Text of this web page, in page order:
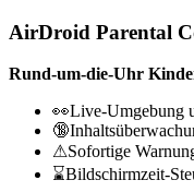
AirDroid Parental
Rund-um-die-Uhr
👀Live-Umgebung
⚠Sofortige
⌛Bildschirmzeit-